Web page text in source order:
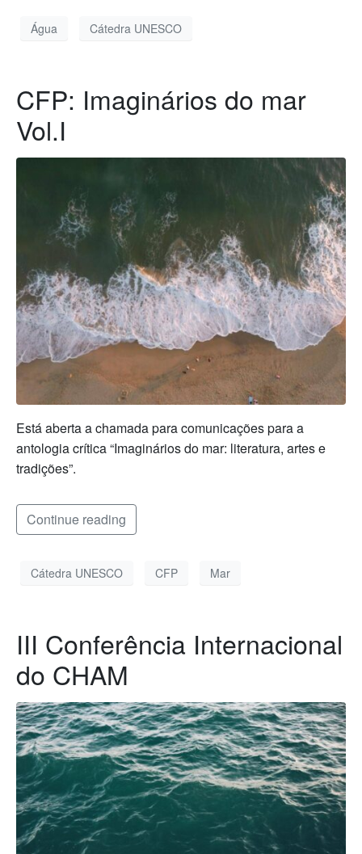
Água Cátedra UNESCO
CFP: Imaginários do mar
Vol.I
Está aberta a chamada para comunicações para a
antologia crítica “Imaginários do mar: literatura, artes e
tradições”.
Continue reading
Cátedra UNESCO CFP Mar
III Conferência Internacional
do CHAM